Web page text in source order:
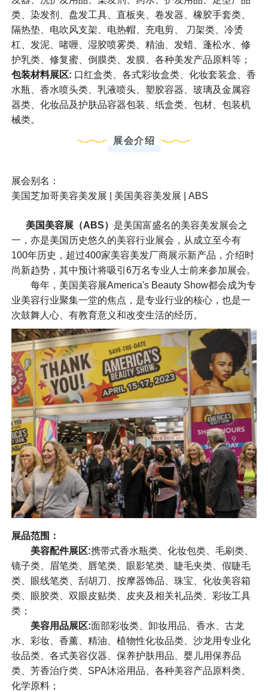
类、染发剂、盘发工具、直板夹、卷发器、橡胶手套类、
隔热垫、电吹风支架、电热帽、充电剪、 刀架类、冷烫
杠、发泥、啫喱、湿胶喷雾类、精油、发蜡、蓬松水、修
护乳类、修复蜜、倒膜类、发膜、各种美发产品原料等；
包装材料展区: 口红盒类、各式彩妆盒类、化妆套装盒、香
水瓶、香水喷头类、乳液喷头、塑胶容器、玻璃及金属容
器类、化妆品及护肤品容器包装、纸盒类、包材、包装机
械类。
展会介绍
展会别名：
美国芝加哥美容美发展 | 美国美容美发展 | ABS
美国美容展（ABS） 是美国富盛名的美容美发展会之
一，亦是美国历史悠久的美容行业展会，从成立至今有
100年历史，超过400家美容美发厂商展示新产品，介绍时
尚新趋势，其中预计将吸引6万名专业人士前来参加展会。
每年，美国美容展America's Beauty Show都会成为专
业美容行业聚集一堂的焦点，是专业行业的核心，也是一
次鼓舞人心、有教育意义和改变生活的经历。
展品范围：
美容配件展区:携带式香水瓶类、化妆包类、毛刷类、
镜子类、眉笔类、唇笔类、眼影笔类、睫毛夹类、假睫毛
类、眼线笔类、刮胡刀、按摩器饰品、珠宝、化妆美容箱
类、眼胶类、双眼皮贴类、皮夹及相关礼品类、彩妆工具
类；
美容用品展区:面部彩妆类、卸妆用品、香水、古龙
水、彩妆、香薰、精油、植物性化妆品类、沙龙用专业化
妆品类、各式美容仪器、保养护肤用品、婴儿用保养品
类、芳香治疗类、SPA沐浴用品、各种美容产品原料类、
化学原料；